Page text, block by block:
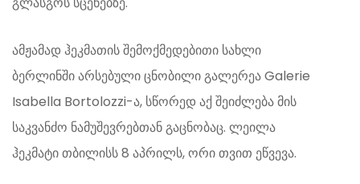
ამჟამად ჰეკმათის შემოქმედებითი სახლი
ბერლინში არსებული ცნობილი გალერეა Galerie
Isabella Bortolozzi-ა, სწორედ აქ შეიძლება მის
საკვანძო ნამუშევრებთან გაცნობაც. ლეილა
ჰეკმატი თბილისს 8 აპრილს, ორი თვით ეწვევა.